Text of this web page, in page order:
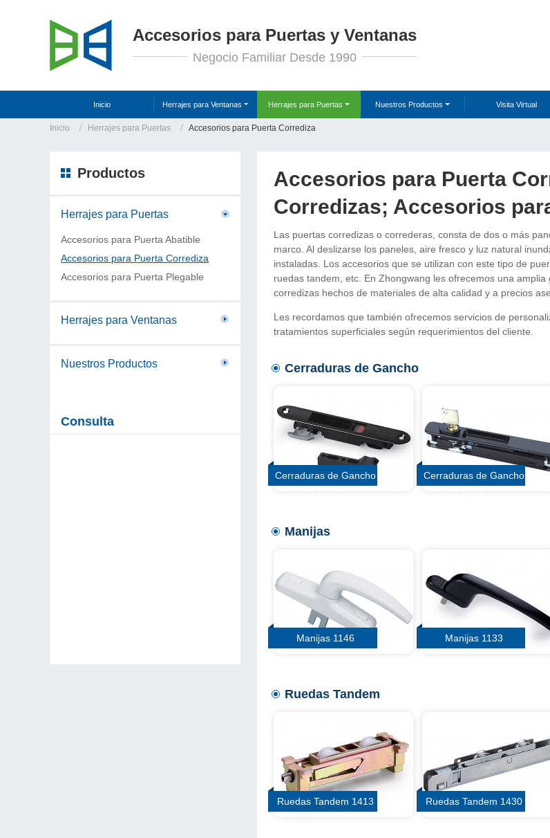
Accesorios para Puertas y Ventanas
Negocio Familiar Desde 1990
Inicio Herrajes para Ventanas Herrajes para Puertas Nuestros Productos Visita Virtual
Inicio Herrajes para Puertas Accesorios para Puerta Corrediza
Accesorios para Puerta
Corredizas; Accesorios
Las puertas corredizas o correderas, consta de dos o más
marco. Al deslizarse los paneles, aire fresco y luz natural
instaladas. Los accesorios que se utilizan con este tipo de
ruedas tandem, etc. En Zhongwang les ofrecemos una
corredizas hechos de materiales de alta calidad y a precios
Les recordamos que también ofrecemos servicios de
tratamientos superficiales según requerimientos del cliente.
Cerraduras de Gancho
Cerraduras de Gancho
Cerraduras de Gancho
Manijas
Manijas 1146 Manijas 1133
Ruedas Tandem
Ruedas Tandem 1413 Ruedas Tandem 1430
Productos
Herrajes para Puertas
Accesorios para Puerta Abatible
Accesorios para Puerta Corrediza
Accesorios para Puerta Plegable
Herrajes para Ventanas
Nuestros Productos
Consulta